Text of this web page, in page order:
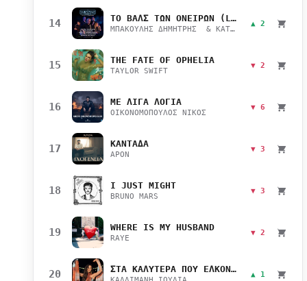
14 ΤΟ ΒΑΛΣ ΤΩΝ ΟΝΕΙΡΩΝ (LIVE)
ΜΠΑΚΟΥΛΗΣ ΔΗΜΗΤΡΗΣ & ΚΑΤΣΙΜΙΧΑ ΜΑΡΙΑΝΑ
▲ 2
15 THE FATE OF OPHELIA
TAYLOR SWIFT
▼ 2
16 ΜΕ ΛΙΓΑ ΛΟΓΙΑ
ΟΙΚΟΝΟΜΟΠΟΥΛΟΣ ΝΙΚΟΣ
▼ 6
17 ΚΑΝΤΑΔΑ
APON
▼ 3
18 I JUST MIGHT
BRUNO MARS
▼ 3
19 WHERE IS MY HUSBAND
RAYE
▼ 2
20 ΣΤΑ ΚΑΛΥΤΕΡΑ ΠΟΥ ΕΛΚΟΝΤΑΙ ▲ 1